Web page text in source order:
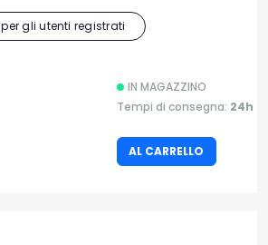
per gli utenti registrati
IN MAGAZZINO
Tempi di consegna: 24h
AL CARRELLO